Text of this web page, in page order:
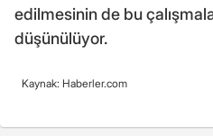
edilmesinin de bu
düşünülüyor.
Kaynak: Haberler.com